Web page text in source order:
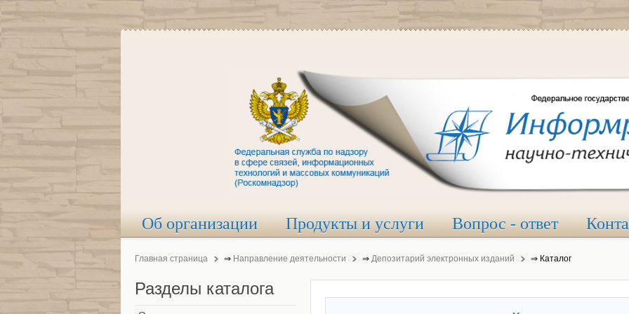
Об организации Продукты и услуги Вопрос - ответ
Главная страница ⇒ Направление деятельности ⇒ Депозитарий электронных изданий ⇒ Каталог
Разделы каталога